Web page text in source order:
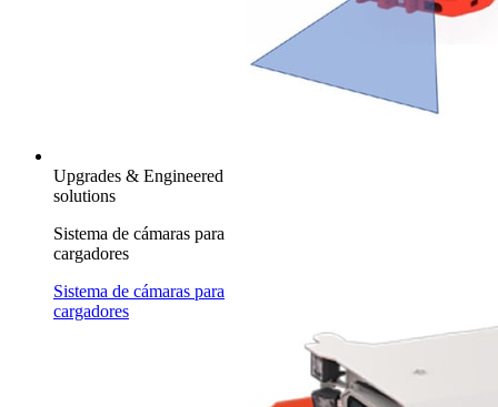
Upgrades & Engineered
solutions
Sistema de cámaras para
cargadores
Sistema de cámaras para
cargadores